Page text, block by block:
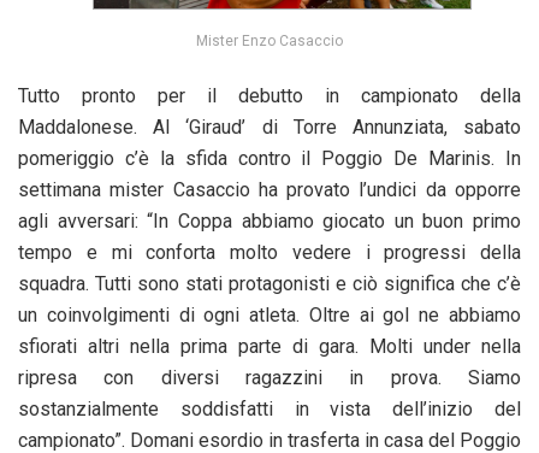
Mister Enzo Casaccio
Tutto pronto per il debutto in campionato della
Maddalonese. Al ‘Giraud’ di Torre Annunziata, sabato
pomeriggio c’è la sfida contro il Poggio De Marinis. In
settimana mister Casaccio ha provato l’undici da opporre
agli avversari: “In Coppa abbiamo giocato un buon primo
tempo e mi conforta molto vedere i progressi della
squadra. Tutti sono stati protagonisti e ciò significa che c’è
un coinvolgimenti di ogni atleta. Oltre ai gol ne abbiamo
sfiorati altri nella prima parte di gara. Molti under nella
ripresa con diversi ragazzini in prova. Siamo
sostanzialmente soddisfatti in vista dell’inizio del
campionato”. Domani esordio in trasferta in casa del Poggio